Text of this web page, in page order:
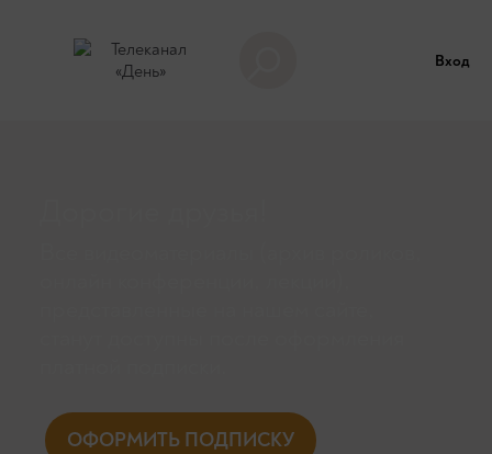
Вход
ОФОРМИТЬ ПОДПИСКУ